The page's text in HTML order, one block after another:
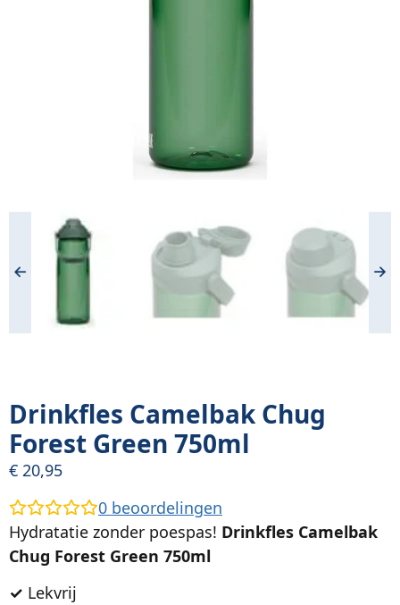
Drinkfles Camelbak Chug
Forest Green 750ml
€ 20,95
0 beoordelingen
Hydratatie zonder poespas! Drinkfles Camelbak
Chug Forest Green 750ml
✓ Lekvrij